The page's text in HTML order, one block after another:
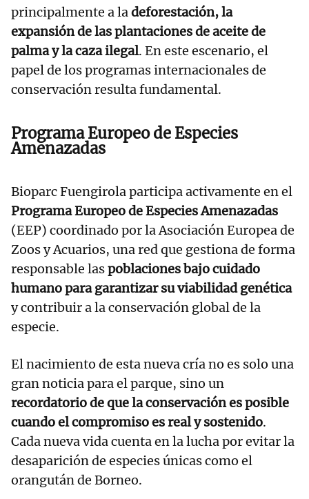
principalmente a ladeforestación, la
expansión de las plantaciones de aceite de
palma y la caza ilegal. En este escenario, el
papel de los programas internacionales de
conservación resulta fundamental.
Programa Europeo de Especies
Amenazadas
Bioparc Fuengirola participa activamente en el
Programa Europeo de Especies Amenazadas
(EEP) coordinado por la Asociación Europea de
Zoos y Acuarios, una red que gestiona de forma
responsable laspoblaciones bajo cuidado
humano para garantizar su viabilidad genética
y contribuir a la conservación global de la
especie.
El nacimiento de esta nueva cría no es solo una
gran noticia para el parque, sino un
recordatorio de que la conservación es posible
cuando el compromiso es real y sostenido.
Cada nueva vida cuenta en la lucha por evitar la
desaparición de especies únicas como el
orangután de Borneo.